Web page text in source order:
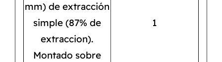
mm) de extracción
simple (87% de
extraccion).
Montado sobre
1